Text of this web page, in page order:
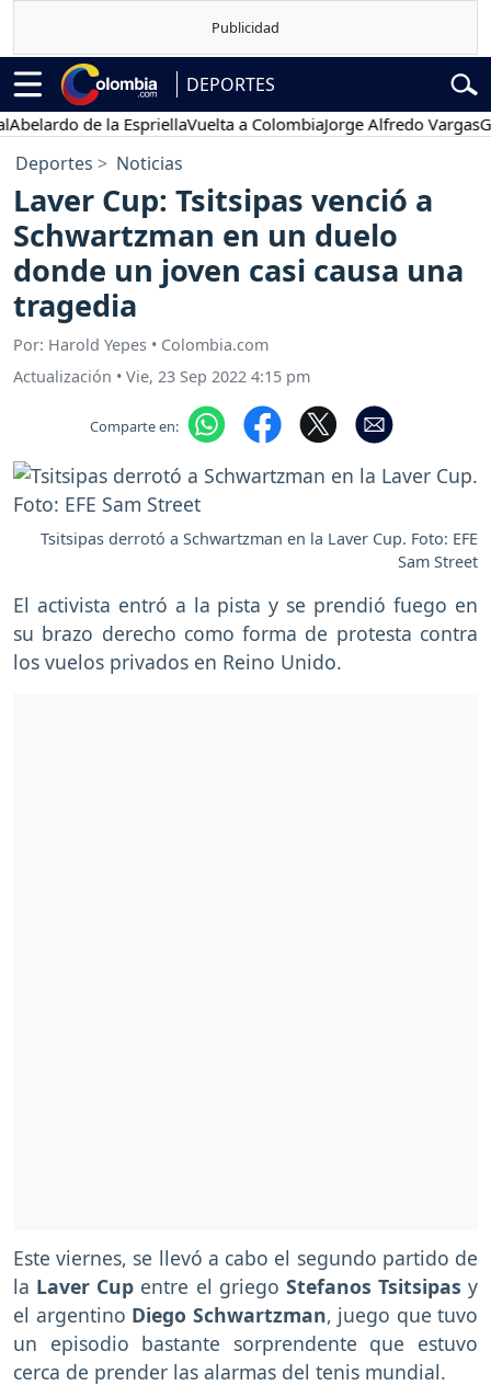
DEPORTES
de la EspriellaVuelta a ColombiaJorge Alfredo Vargas
Deportes Noticias
Laver Cup: Tsitsipas venció a
Schwartzman en un duelo
donde un joven casi causa una
tragedia
Por: Harold Yepes • Colombia.com
Actualización • Vie, 23 Sep 2022 4:15 pm
Comparte en:
Tsitsipas derrotó a Schwartzman en la Laver Cup. Foto: EFE
Sam Street
El activista entró a la pista y se prendió fuego en
su brazo derecho como forma de protesta contra
los vuelos privados en Reino Unido.
Este viernes, se llevó a cabo el segundo partido de
la Laver Cup entre el griego Stefanos Tsitsipas y
el argentino Diego Schwartzman, juego que tuvo
un episodio bastante sorprendente que estuvo
cerca de prender las alarmas del tenis mundial.